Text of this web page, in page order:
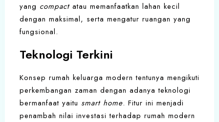
yang compactatau memanfaatkan lahan kecil
dengan maksimal, serta mengatur ruangan yang
fungsional.
Teknologi Terkini
Konsep rumah keluarga modern tentunya mengikuti
perkembangan zaman dengan adanya teknologi
bermanfaat yaitu smart home. Fitur ini menjadi
penambah nilai investasi terhadap rumah modern